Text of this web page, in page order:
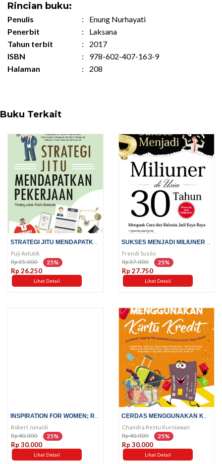
Rincian buku:
Penulis :
Enung Nurhayati
Penerbit
:
Laksana
Tahun terbit
:
2017
ISBN
:
978-602-407-163-9
Halaman
: 208
Buku Terkait
Puji Astutik
Rp 35.000 25%
Rp 26.250
Lihat Detail
Frendi Susilo
Rp 37.000 25%
Rp 27.750
Lihat Detail
Robert Junaidi
Rp 40.000 25%
Rp 30.000
Lihat Detail
Chandra Restu Kurniawan
Rp 40.000 25%
Rp 30.000
Lihat Detail